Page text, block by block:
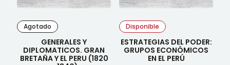
Agotado
GENERALES Y
DIPLOMATICOS. GRAN
BRETAÑA Y EL PERU (1820
Disponible
ESTRATEGIAS DEL PODER:
GRUPOS ECONÓMICOS
EN EL PERÚ